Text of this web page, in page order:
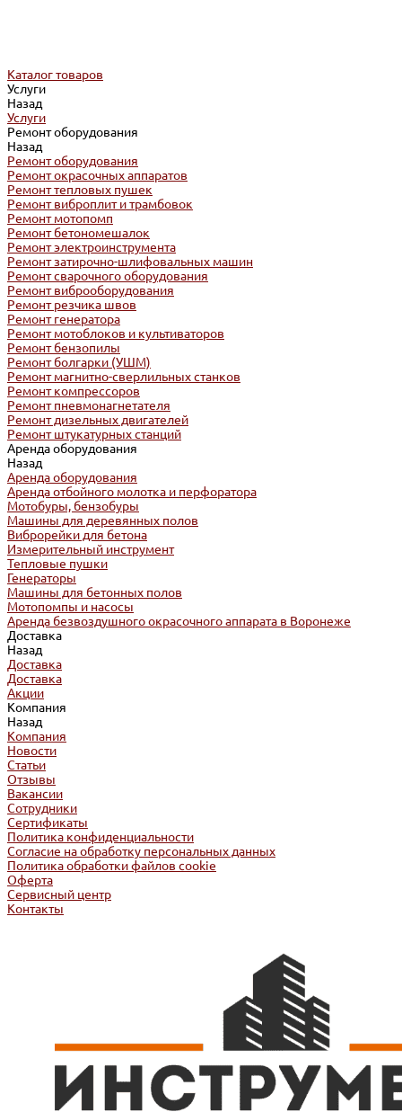
Каталог товаров
Услуги
Назад
Услуги
Ремонт оборудования
Назад
Ремонт оборудования
Ремонт окрасочных аппаратов
Ремонт тепловых пушек
Ремонт виброплит и трамбовок
Ремонт мотопомп
Ремонт бетономешалок
Ремонт электроинструмента
Ремонт затирочно-шлифовальных машин
Ремонт сварочного оборудования
Ремонт виброоборудования
Ремонт резчика швов
Ремонт генератора
Ремонт мотоблоков и культиваторов
Ремонт бензопилы
Ремонт болгарки (УШМ)
Ремонт магнитно-сверлильных станков
Ремонт компрессоров
Ремонт пневмонагнетателя
Ремонт дизельных двигателей
Ремонт штукатурных станций
Аренда оборудования
Назад
Аренда оборудования
Аренда отбойного молотка и перфоратора
Мотобуры, бензобуры
Машины для деревянных полов
Виброрейки для бетона
Измерительный инструмент
Тепловые пушки
Генераторы
Машины для бетонных полов
Мотопомпы и насосы
Аренда безвоздушного окрасочного аппарата в Воронеже
Доставка
Назад
Доставка
Доставка
Акции
Компания
Назад
Компания
Новости
Статьи
Отзывы
Вакансии
Сотрудники
Сертификаты
Политика конфиденциальности
Согласие на обработку персональных данных
Политика обработки файлов cookie
Оферта
Сервисный центр
Контакты